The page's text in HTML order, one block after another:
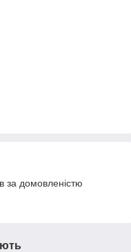
за домовленістю